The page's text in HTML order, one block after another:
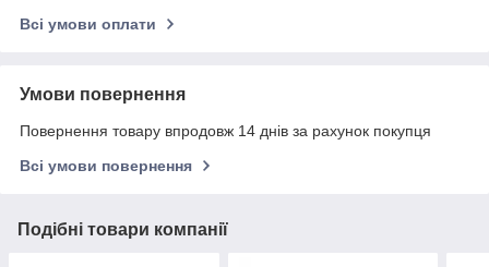
Всі умови оплати
Умови повернення
Повернення товару впродовж 14 днів за рахунок покупця
Всі умови повернення
Подібні товари компанії